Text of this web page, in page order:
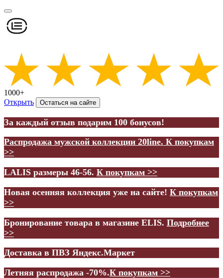
1000+
Открыть
Остаться на сайте
За каждый отзыв подарим 100 бонусов!
Распродажа мужской коллекции 20line. К покупкам
>>
LALIS размеры 46-56. К покупкам >>
Новая осенняя коллекция уже на сайте! К покупкам
>>
Бронирование товара в магазине ELIS. Подробнее
>>
Доставка в ПВЗ Яндекс.Маркет
Летняя распродажа -70%.К покупкам >>